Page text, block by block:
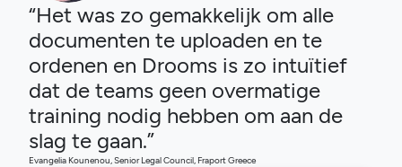
“Het was zo gemakkelijk om alle
documenten te uploaden en te
ordenen en Drooms is zo intuïtief
dat de teams geen overmatige
training nodig hebben om aan de
slag te gaan.”
Evangelia Kounenou, Senior Legal Council, Fraport Greece